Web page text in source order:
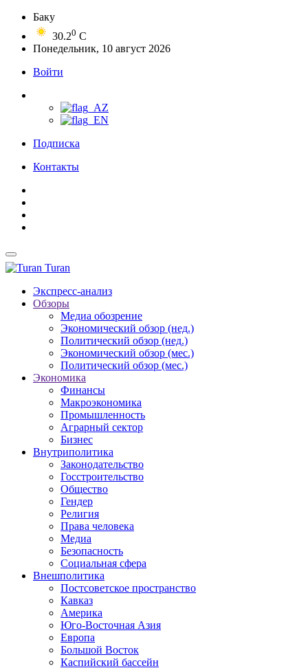
Баку
30.20 C
Понедельник, 10 август 2026
Войти
Подписка
Контакты
Turan
Экспресс-анализ
Обзоры
Медиа обозрение
Экономический обзор (нед.)
Политический обзор (нед.)
Экономический обзор (мес.)
Политический обзор (мес.)
Экономика
Финансы
Макроэкономика
Промышленность
Аграрный сектор
Бизнес
Внутриполитика
Законодательство
Госстроительство
Общество
Гендер
Религия
Права человека
Медиа
Безопасность
Социальная сфера
Внешполитика
Постсоветское пространство
Кавказ
Америка
Юго-Восточная Азия
Европа
Большой Восток
Каспийский бассейн